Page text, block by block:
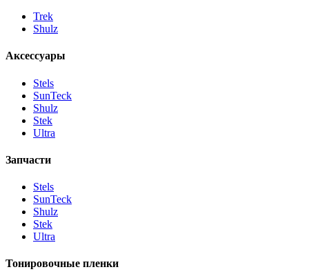
Trek
Shulz
Аксессуары
Stels
SunTeck
Shulz
Stek
Ultra
Запчасти
Stels
SunTeck
Shulz
Stek
Ultra
Тонировочные пленки